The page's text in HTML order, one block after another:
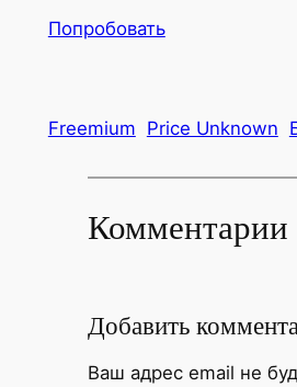
Попробовать
Freemium Price Unknown
Комментарии
Добавить
Ваш адрес email не